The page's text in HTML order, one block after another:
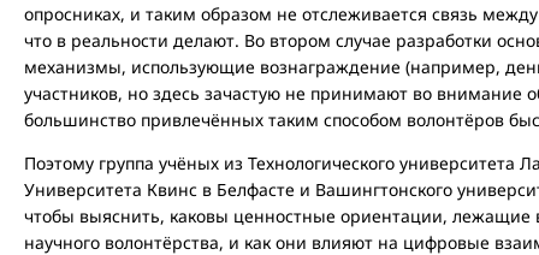
опросниках, и таким образом не отслеживается связь
что в реальности делают. Во втором случае разработки
механизмы, использующие вознаграждение (например,
участников, но здесь зачастую не принимают во внимание
большинство привлечённых таким способом волонтёров
Поэтому группа учёных из Технологического университета
Университета Квинс в Белфасте и Вашингтонского
чтобы выяснить, каковы ценностные ориентации, лежащие
научного волонтёрства, и как они влияют на цифровые